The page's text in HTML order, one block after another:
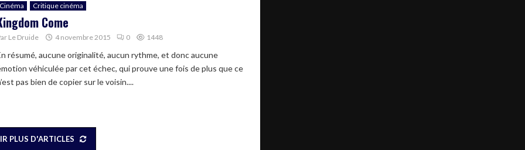
Cinéma Critique cinéma
Come
Le Druide 4 novembre 2015 0 1448
résumé, aucune originalité, aucun rythme, et donc aucune
véhiculée par cet échec, qui prouve une fois de plus que ce
pas bien de copier sur le voisin....
PLUS D'ARTICLES